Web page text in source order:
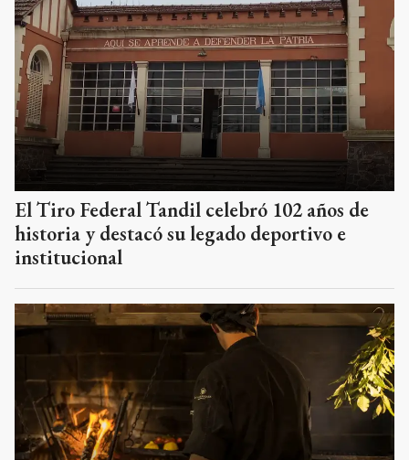
El Tiro Federal Tandil celebró 102 años de
historia y destacó su legado deportivo e
institucional